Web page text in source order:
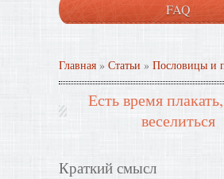
FAQ
Главная » Статьи » Пословицы и
Есть время
веселиться
Краткий смысл